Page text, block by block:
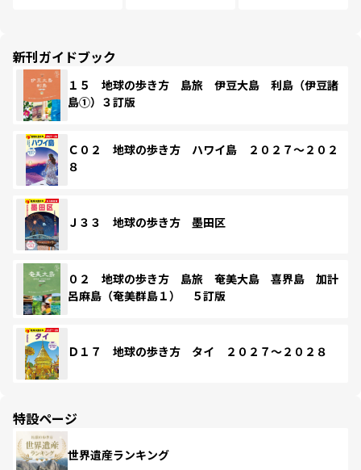
新刊ガイドブック
１５ 地球の歩き方 島旅 伊豆大島 利島（伊豆諸
島①）３訂版
Ｃ０２ 地球の歩き方 ハワイ島 ２０２７～２０２
８
Ｊ３３ 地球の歩き方 墨田区
０２ 地球の歩き方 島旅 奄美大島 喜界島 加計
呂麻島（奄美群島１） ５訂版
Ｄ１７ 地球の歩き方 タイ ２０２７～２０２８
特設ページ
世界遺産ランキング